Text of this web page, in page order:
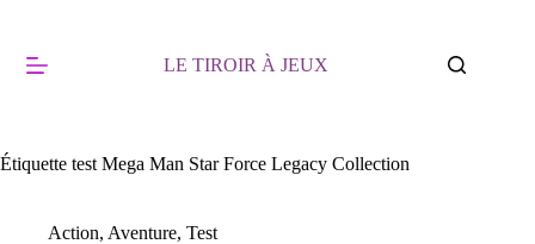
LE TIROIR À JEUX
Étiquette test Mega Man Star Force Legacy Collection
Action, Aventure, Test